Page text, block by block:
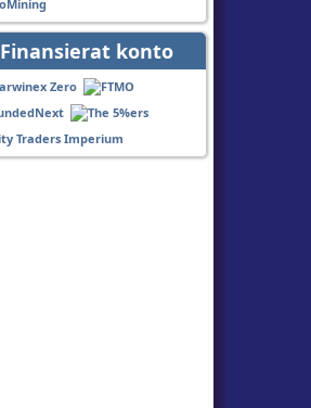
Finansierat konto